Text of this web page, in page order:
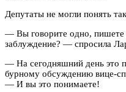
Депутаты не могли понять
— Вы говорите одно, пишете
заблуждение? — спросила
— На сегодняшний день это
бурному обсуждению вице-
— И вы это понимаете!